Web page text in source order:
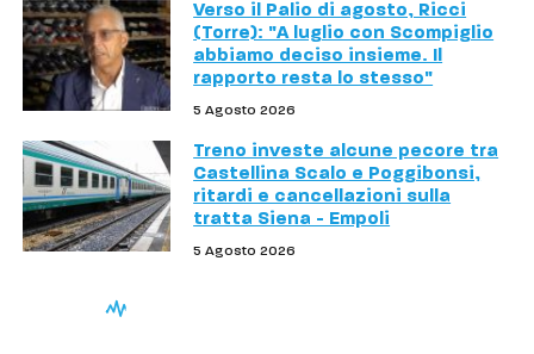
Verso il Palio di agosto, Ricci
(Torre): "A luglio con Scompiglio
abbiamo deciso insieme. Il
rapporto resta lo stesso"
5 Agosto 2026
Treno investe alcune pecore tra
Castellina Scalo e Poggibonsi,
ritardi e cancellazioni sulla
tratta Siena - Empoli
5 Agosto 2026